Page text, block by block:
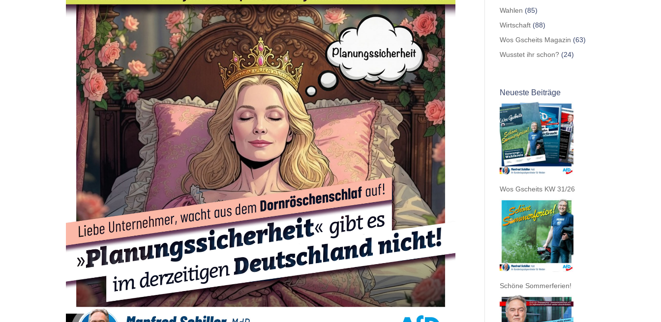
Wahlen (85)
Wirtschaft (88)
Wos Gscheits Magazin (63)
Wusstet ihr schon? (24)
Neueste Beiträge
Wos Gscheits KW 31/26
Schöne Sommerferien!